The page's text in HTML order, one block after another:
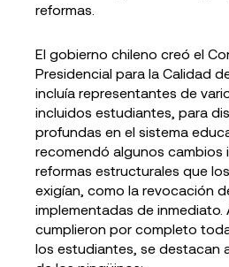
reformas.
El gobierno chileno creó el
Presidencial para la Calidad
incluía representantes de
incluidos estudiantes, para
profundas en el sistema
recomendó algunos cambios
reformas estructurales que
exigían, como la revocación
implementadas de inmediato.
cumplieron por completo
los estudiantes, se destacan